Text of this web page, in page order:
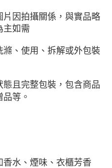
因拍攝關係，與實品略
主如需
、使用、拆解或外包裝
且完整包裝，包含商品
等。
水、煙味、衣櫃芳香